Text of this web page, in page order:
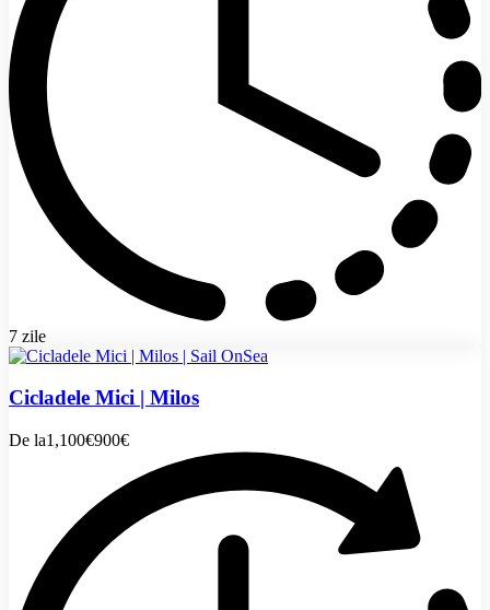
7 zile
Cicladele Mici | Milos
De la1,100€900€